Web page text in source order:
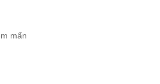
mẩn